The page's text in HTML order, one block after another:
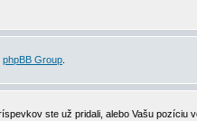
phpBB Group
ste už pridali, alebo Vašu pozíciu